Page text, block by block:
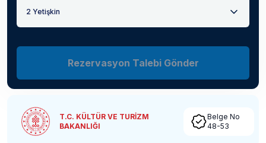
2 Yetişkin
Rezervasyon Talebi Gönder
T.C. KÜLTÜR VE TURİZM
BAKANLIĞI
Belge No
48-53